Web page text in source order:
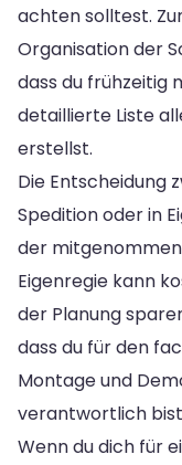
achten solltest.
Organisation der
dass du frühzeitig
detaillierte Liste
erstellst.
Die Entscheidung
Spedition oder in
der
Eigenregie kann
der Planung
dass du für den
Montage und
verantwortlich
Wenn du dich für